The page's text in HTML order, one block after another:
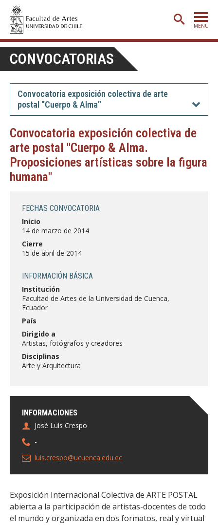
MENÚ
PORTADA
ADMISIÓN
ETAPA BÁSICA
CARRERAS
POSTGRADO
EXTENSIÓN
CREACIÓNE INVESTIGACIÓN
DEPARTAMENTOS
Estudiantes
CONVOCATORIAS
Convocatoria exposición colectiva de arte
postal "Cuerpo & Alma"
Convocatoria exposición colectiva de
arte postal "Cuerpo & Alma.
Proposiciones artísticas sobre la figura
humana"
INFORMACIONES
José Luis Crespo
-
luis.crespo@ucuenca.edu.ec
FECHAS CONVOCATORIA
Inicio
14 de marzo de 2014
Cierre
15 de abril de 2014
INFORMACIÓN BÁSICA
Institución
Facultad de Artes de la Universidad de Cuenca,
Ecuador
País
Dirigido a
Artistas, fotógrafos y creadores
Disciplinas
Arte y Arquitectura
Exposición Internacional Colectiva de ARTE POSTAL
abierta a la participación de artistas-docentes de todo
el mundo y organizada en dos formatos, real y virtual